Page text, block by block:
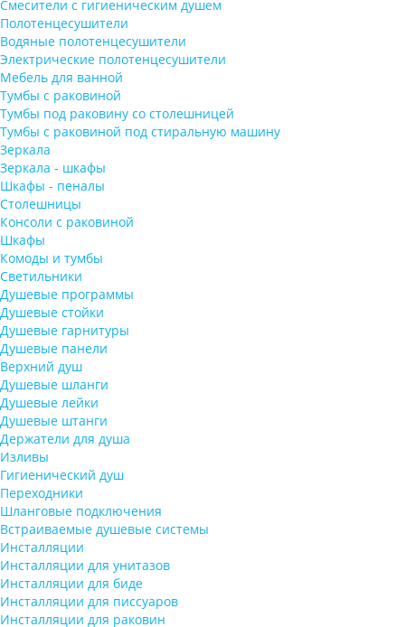
Смесители с гигиеническим душем
Полотенцесушители
Водяные полотенцесушители
Электрические полотенцесушители
Мебель для ванной
Тумбы с раковиной
Тумбы под раковину со столешницей
Тумбы с раковиной под стиральную машину
Зеркала
Зеркала - шкафы
Шкафы - пеналы
Столешницы
Консоли с раковиной
Шкафы
Комоды и тумбы
Светильники
Душевые программы
Душевые стойки
Душевые гарнитуры
Душевые панели
Верхний душ
Душевые шланги
Душевые лейки
Душевые штанги
Держатели для душа
Изливы
Гигиенический душ
Переходники
Шланговые подключения
Встраиваемые душевые системы
Инсталляции
Инсталляции для унитазов
Инсталляции для биде
Инсталляции для писсуаров
Инсталляции для раковин